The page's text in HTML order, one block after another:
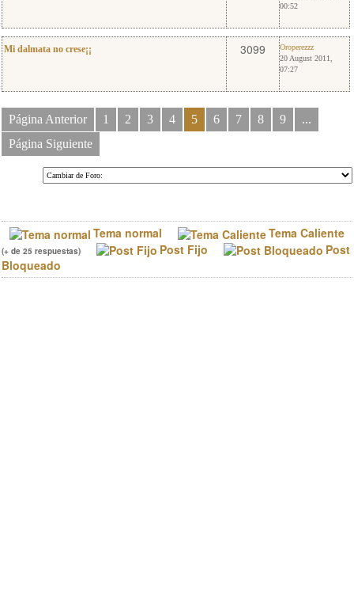
00:52
Mi dalmata no crese¡¡ Oroperezzz
3099
Oroperezzz
20 August 2011,
07:27
Página Anterior 1 2 3 4 5 6 7 8 9
...
Página Siguiente
Tema normal Tema Caliente
(+ de 25 respuestas) Post Fijo
Post
Bloqueado